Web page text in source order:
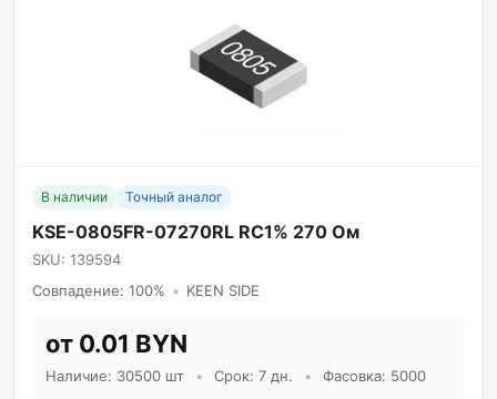
В наличии Точный аналог
KSE-0805FR-07270RL RC1% 270 Ом
SKU: 139594
Совпадение: 100% • KEEN SIDE
от 0.01 BYN
Наличие: 30500 шт • Срок: 7 дн. •
Фасовка: 5000